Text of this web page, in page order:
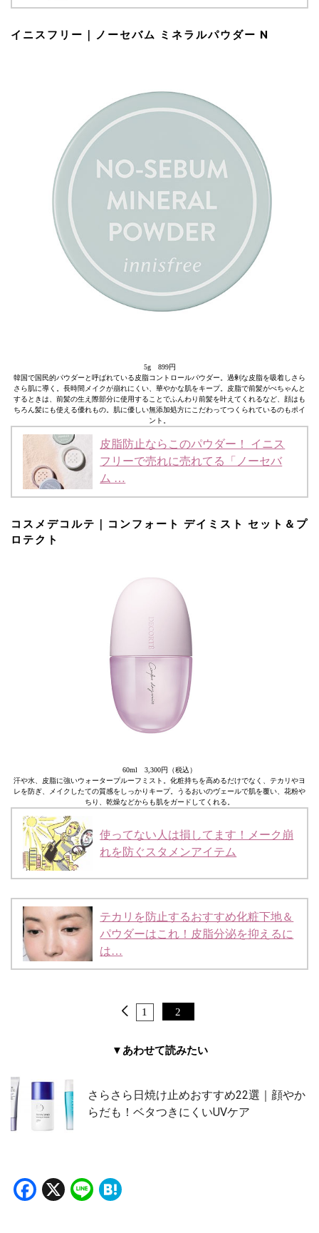
イニスフリー｜ノーセバム ミネラルパウダー N
5g 899円
韓国で国民的パウダーと呼ばれている皮脂コントロールパウダー。過剰な皮脂を吸着しさら
さら肌に導く。長時間メイクが崩れにくい、華やかな肌をキープ。皮脂で前髪がぺちゃんと
するときは、前髪の生え際部分に使用することでふんわり前髪を叶えてくれるなど、顔はも
ちろん髪にも使える優れもの。肌に優しい無添加処方にこだわってつくられているのもポイ
ント。
皮脂防止ならこのパウダー！ イニス
フリーで売れに売れてる「ノーセバ
ム …
コスメデコルテ｜コンフォート デイミスト セット＆プ
ロテクト
60ml 3,300円（税込）
汗や水、皮脂に強いウォータープルーフミスト。化粧持ちを高めるだけでなく、テカリやヨ
レを防ぎ、メイクしたての質感をしっかりキープ。うるおいのヴェールで肌を覆い、花粉や
ちり、乾燥などからも肌をガードしてくれる。
使ってない人は損してます！メーク崩
れを防ぐスタメンアイテム
テカリを防止するおすすめ化粧下地＆
パウダーはこれ！皮脂分泌を抑えるに
は…
1 2
▼あわせて読みたい
さらさら日焼け止めおすすめ22選｜顔やか
らだも！ベタつきにくいUVケア
Facebook
X Line